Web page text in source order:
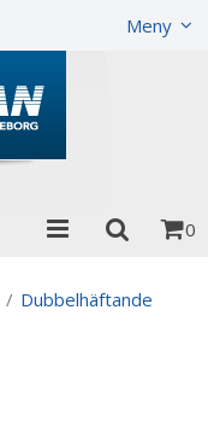
Meny
0
/ Dubbelhäftande